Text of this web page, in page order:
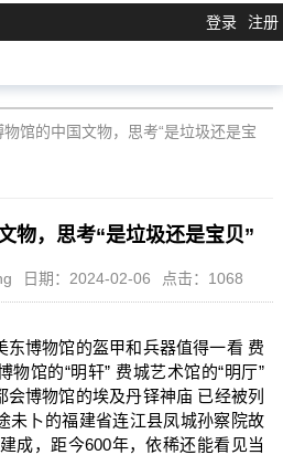
登录 注册
物馆的中国文物，思考“是垃圾还是宝
物，思考“是垃圾还是宝贝”
日期：2024-02-06 点击：1068
东博物馆的盔甲和兵器值得一看 费
物馆的“明轩” 费城艺术馆的“明厅”
会博物馆的埃及丹铎神庙 已经被列
未卜的福建省连江县凤城孙察院故
成，距今600年，依稀还能看见当